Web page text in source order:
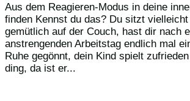
Aus dem Reagieren-Modus in deine
finden Kennst du das? Du sitzt vielleicht
gemütlich auf der Couch, hast dir nach
anstrengenden Arbeitstag endlich mal
Ruhe gegönnt, dein Kind spielt
ding, da ist er...